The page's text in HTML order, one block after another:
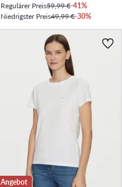
Regulärer Preis59,99 €-41%
Niedrigster Preis49,99 €-30%
Angebot